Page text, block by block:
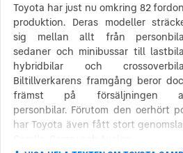
Toyota har just nu omkring 82
produktion. Deras modeller
sig mellan allt från
sedaner och minibussar till
hybridbilar och
Biltillverkarens framgång beror
främst på försäljningen
personbilar. Förutom den oerhört
har Toyota även fått stort